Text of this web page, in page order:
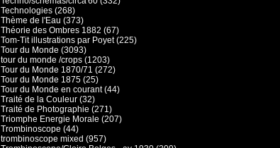
Technologies (268)
Thème de l'Eau (373)
Théorie des Ombres 1882 (67)
Tom-Tit illustrations par Poyet (225)
Tour du Monde (3093)
tour du monde /crops (1203)
Tour du Monde 1870/71 (272)
Tour du Monde 1875 (25)
Tour du Monde en courant (44)
Traité de la Couleur (32)
Traité de Photographie (271)
Triomphe Energie Morale (207)
Trombinoscope (44)
trombinoscope mixed (957)